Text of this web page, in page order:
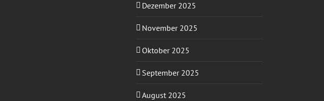
Dezember 2025
November 2025
Oktober 2025
September 2025
August 2025